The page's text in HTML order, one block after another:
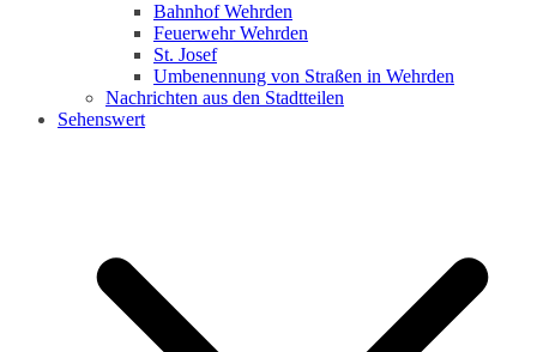
Bahnhof Wehrden
Feuerwehr Wehrden
St. Josef
Umbenennung von Straßen in Wehrden
Nachrichten aus den Stadtteilen
Sehenswert